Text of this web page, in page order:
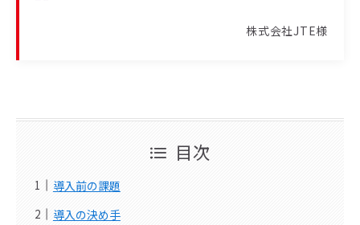
株式会社JTE様
目次
導入前の課題
導入の決め手